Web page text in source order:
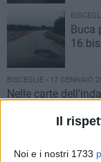
Il
Noi e i nostri 1733
Buca
16 bis
BISCEGLIE - 17 GENNAIO
Nelle carte